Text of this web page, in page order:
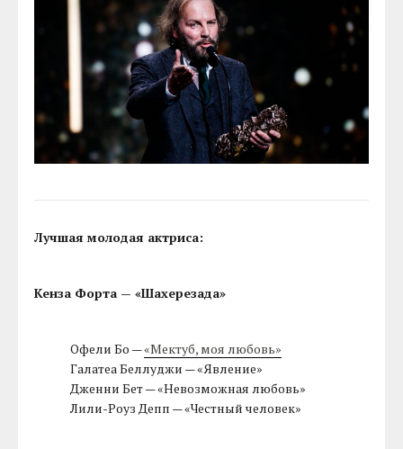
Лучшая молодая актриса:
Кенза Форта — «Шахерезада»
Офели Бо —«Мектуб, моя любовь»
Галатеа Беллуджи — «Явление»
Дженни Бет — «Невозможная любовь»
Лили-Роуз Депп — «Честный человек»